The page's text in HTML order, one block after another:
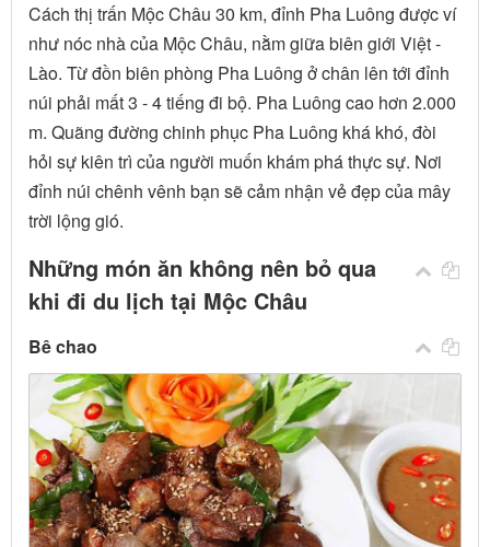
Cách thị trấn Mộc Châu 30 km, đỉnh Pha Luông được ví
như nóc nhà của Mộc Châu, nằm giữa biên giới Việt -
Lào. Từ đồn biên phòng Pha Luông ở chân lên tới đỉnh
núi phải mất 3 - 4 tiếng đi bộ. Pha Luông cao hơn 2.000
m. Quãng đường chinh phục Pha Luông khá khó, đòi
hỏi sự kiên trì của người muốn khám phá thực sự. Nơi
đỉnh núi chênh vênh bạn sẽ cảm nhận vẻ đẹp của mây
trời lộng gió.
Những món ăn không nên bỏ qua
khi đi du lịch tại Mộc Châu
Bê chao